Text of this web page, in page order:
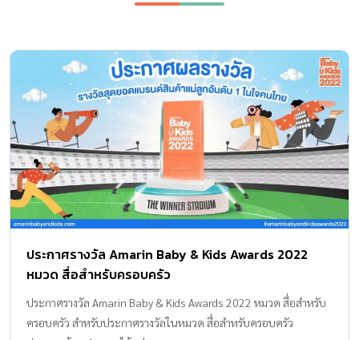
ประกาศรางวัล Amarin Baby & Kids Awards 2022
หมวด สื่อสำหรับครอบครัว
ประกาศรางวัล Amarin Baby & Kids Awards 2022 หมวด สื่อสำหรับ
ครอบครัว สำหรับประกาศรางวัลในหมวด สื่อสำหรับครอบครัว